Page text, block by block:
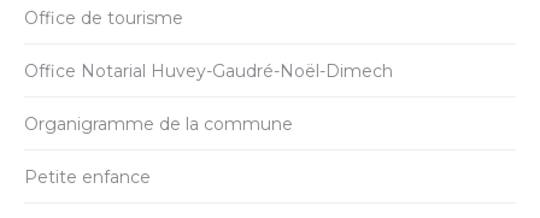
Office de tourisme
Office Notarial Huvey-Gaudré-Noël-Dimech
Organigramme de la commune
Petite enfance